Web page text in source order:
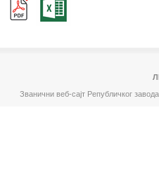
Званични веб-сајт Републичког